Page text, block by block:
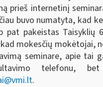
prieš internetinį
buvo numatyta, kad
pat pakeistas Taisyklių
mokesčių mokėtojai,
seminare, apie tai
telefonu,
.